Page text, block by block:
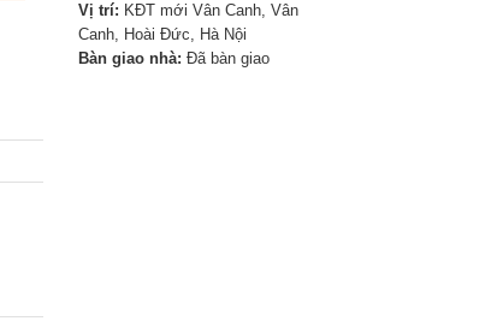
Vị trí: KĐT mới Vân Canh, Vân
Canh, Hoài Đức, Hà Nội
Bàn giao nhà: Đã bàn giao